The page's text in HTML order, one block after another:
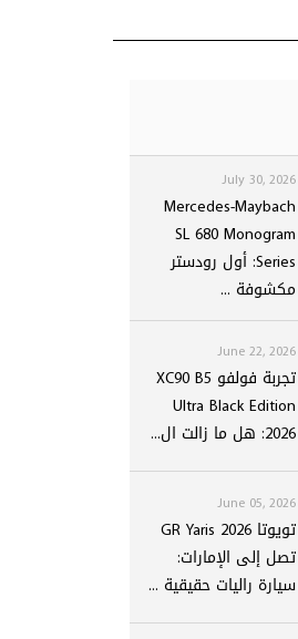
July 30, 2026
Mercedes-Maybach
SL 680 Monogram
Series: أول رودستر
مكشوفة ...
June 22, 2026
تجربة فولفو XC90 B5
Ultra Black Edition
2026: هل ما زالت ال...
June 05, 2026
تويوتا GR Yaris 2026
تصل إلى الإمارات:
سيارة راليات حقيقية ...